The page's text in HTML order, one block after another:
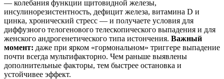
— колебания функции щитовидной железы,
инсулинорезистентность, дефицит железа, витамина D и
цинка, хронический стресс — и получаете условия для
диффузного телогенового телескопического выпадения и для
женского андрогенетического типа истончения. Важный
момент: даже при ярком «гормональном» триггере выпадение
почти всегда мультифакторно. Чем раньше выявлены
дополнительные факторы, тем быстрее остановка и
устойчивее эффект.